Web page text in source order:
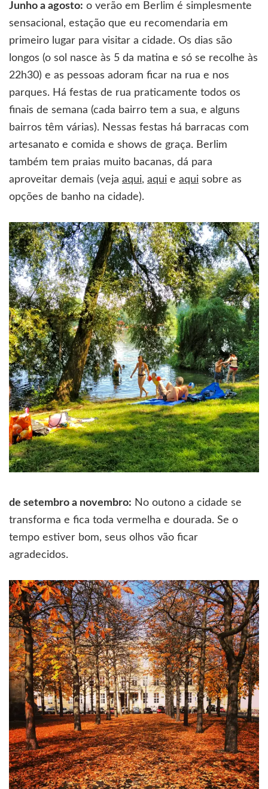
Junho a agosto: o verão em Berlim é simplesmente
sensacional, estação que eu recomendaria em
primeiro lugar para visitar a cidade. Os dias são
longos (o sol nasce às 5 da matina e só se recolhe às
22h30) e as pessoas adoram ficar na rua e nos
parques. Há festas de rua praticamente todos os
finais de semana (cada bairro tem a sua, e alguns
bairros têm várias). Nessas festas há barracas com
artesanato e comida e shows de graça. Berlim
também tem praias muito bacanas, dá para
aproveitar demais (veja aqui, aqui e aqui sobre as
opções de banho na cidade).
de setembro a novembro: No outono a cidade se
transforma e fica toda vermelha e dourada. Se o
tempo estiver bom, seus olhos vão ficar
agradecidos.